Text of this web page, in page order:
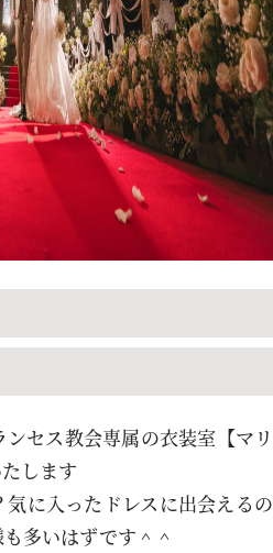
約・お問い合わせ
1111
、土日祝 10:00-19:00
セス教会専属の衣装室【マリ
します
に入ったドレスに出会えるの
多いはずです＾＾